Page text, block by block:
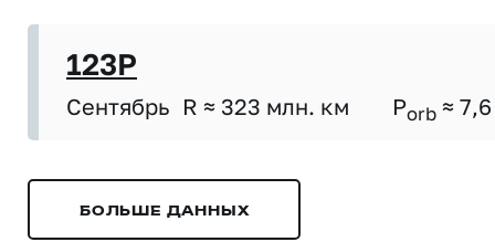
123P
Сентябрь R ≈ 323 млн. км Porb ≈ 7,6
БОЛЬШЕ ДАННЫХ